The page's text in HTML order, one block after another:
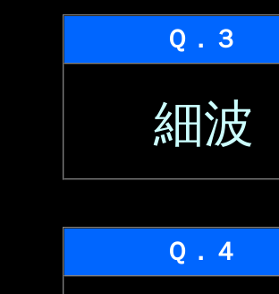
Ｑ．３
細波
Ｑ．４